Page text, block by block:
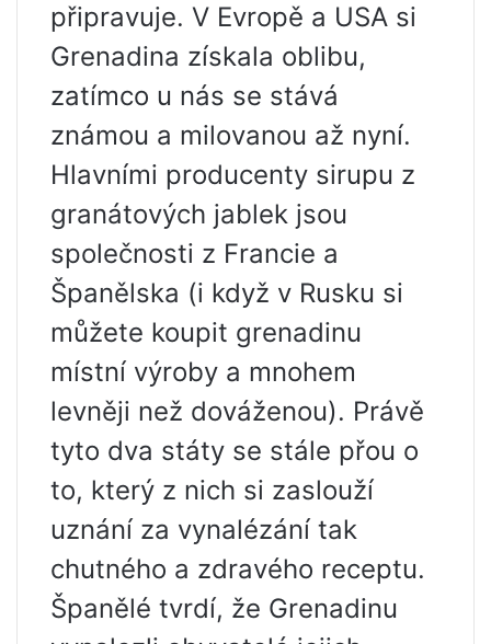
připravuje. V Evropě a USA si
Grenadina získala oblibu,
zatímco u nás se stává
známou a milovanou až nyní.
Hlavními producenty sirupu z
granátových jablek jsou
společnosti z Francie a
Španělska (i když v Rusku si
můžete koupit grenadinu
místní výroby a mnohem
levněji než dováženou). Právě
tyto dva státy se stále přou o
to, který z nich si zaslouží
uznání za vynalézání tak
chutného a zdravého receptu.
Španělé tvrdí, že Grenadinu